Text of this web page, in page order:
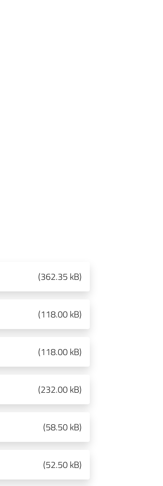
(362.35 kB)
(118.00 kB)
(118.00 kB)
(232.00 kB)
(58.50 kB)
(52.50 kB)